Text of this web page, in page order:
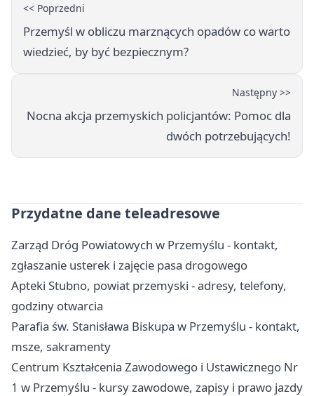
<< Poprzedni
Przemyśl w obliczu marznących opadów co warto
wiedzieć, by być bezpiecznym?
Następny >>
Nocna akcja przemyskich policjantów: Pomoc dla
dwóch potrzebujących!
Przydatne dane teleadresowe
Zarząd Dróg Powiatowych w Przemyślu - kontakt,
zgłaszanie usterek i zajęcie pasa drogowego
Apteki Stubno, powiat przemyski - adresy, telefony,
godziny otwarcia
Parafia św. Stanisława Biskupa w Przemyślu - kontakt,
msze, sakramenty
Centrum Kształcenia Zawodowego i Ustawicznego Nr
1 w Przemyślu - kursy zawodowe, zapisy i prawo jazdy